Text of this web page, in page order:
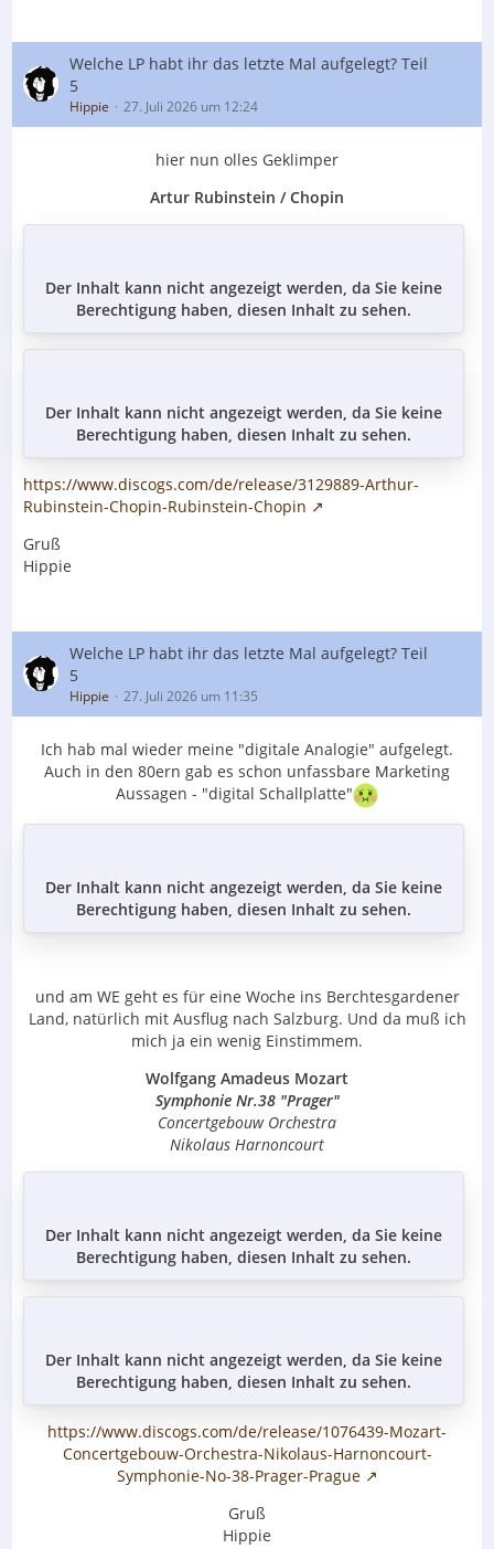
Welche LP habt ihr das letzte Mal aufgelegt? Teil
5
Hippie 27. Juli 2026 um 12:24
hier nun olles Geklimper
Artur Rubinstein / Chopin
Der Inhalt kann nicht angezeigt werden, da Sie keine
Berechtigung haben, diesen Inhalt zu sehen.
Der Inhalt kann nicht angezeigt werden, da Sie keine
Berechtigung haben, diesen Inhalt zu sehen.
https://www.discogs.com/de/release/3129889-Arthur-
Rubinstein-Chopin-Rubinstein-Chopin
Gruß
Hippie
Welche LP habt ihr das letzte Mal aufgelegt? Teil
5
Hippie 27. Juli 2026 um 11:35
Ich hab mal wieder meine "digitale Analogie" aufgelegt.
Auch in den 80ern gab es schon unfassbare Marketing
Aussagen - "digital Schallplatte"
Der Inhalt kann nicht angezeigt werden, da Sie keine
Berechtigung haben, diesen Inhalt zu sehen.
und am WE geht es für eine Woche ins Berchtesgardener
Land, natürlich mit Ausflug nach Salzburg. Und da muß ich
mich ja ein wenig Einstimmem.
Wolfgang Amadeus Mozart
Symphonie Nr.38 "Prager"
Concertgebouw Orchestra
Nikolaus Harnoncourt
Der Inhalt kann nicht angezeigt werden, da Sie keine
Berechtigung haben, diesen Inhalt zu sehen.
Der Inhalt kann nicht angezeigt werden, da Sie keine
Berechtigung haben, diesen Inhalt zu sehen.
https://www.discogs.com/de/release/1076439-Mozart-
Concertgebouw-Orchestra-Nikolaus-Harnoncourt-
Symphonie-No-38-Prager-Prague
Gruß
Hippie